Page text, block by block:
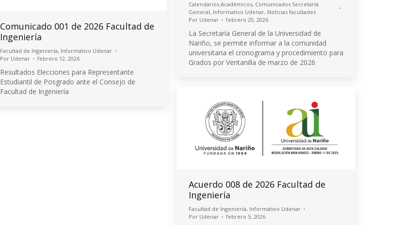
Calendarios Académicos, Comunicados Secretaría
General, Informativo Udenar, Noticias facultades
Por Udenar febrero 20, 2026
La Secretaría General de la Universidad de
Nariño, se permite informar a la comunidad
universitaria el cronograma y procedimiento para
Grados por Ventanilla de marzo de 2026
Comunicado 001 de 2026 Facultad de
Ingeniería
Facultad de Ingeniería, Informativo Udenar
Por Udenar febrero 12, 2026
Resultados Elecciones para Representante
Estudiantil de Posgrado ante el Consejo de
Facultad de Ingeniería
Acuerdo 008 de 2026 Facultad de
Ingeniería
Facultad de Ingeniería, Informativo Udenar
Por Udenar febrero 5, 2026